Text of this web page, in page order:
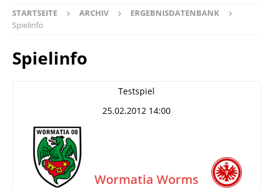
STARTSEITE ARCHIV
ERGEBNISDATENBANK
Spielinfo
Spielinfo
Testspiel
25.02.2012 14:00
Wormatia Worms